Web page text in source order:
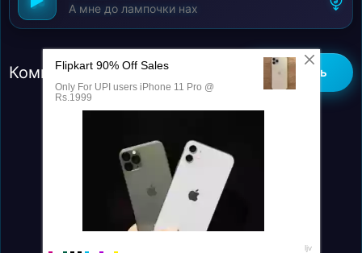
А мне до лампочки нах
Комментарии (0) Добавить